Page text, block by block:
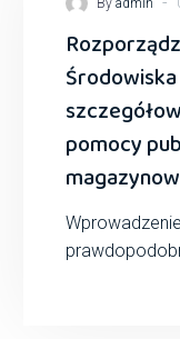
pomocy